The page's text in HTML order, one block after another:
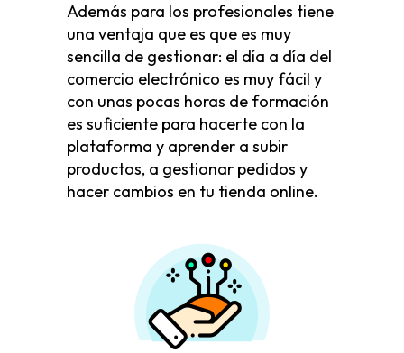
Además para los profesionales tiene
una ventaja que es que es muy
sencilla de gestionar: el día a día del
comercio electrónico es muy fácil y
con unas pocas horas de formación
es suficiente para hacerte con la
plataforma y aprender a subir
productos, a gestionar pedidos y
hacer cambios en tu tienda online.